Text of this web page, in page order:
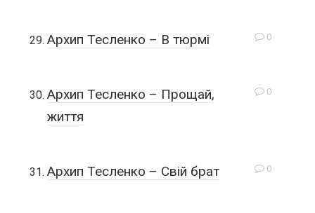
0
Архип Тесленко – В тюрмі
0
Архип Тесленко – Прощай,
життя
0
Архип Тесленко – Свій брат